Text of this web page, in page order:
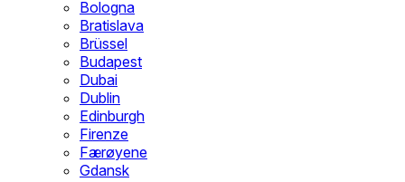
Bologna
Bratislava
Brüssel
Budapest
Dubai
Dublin
Edinburgh
Firenze
Færøyene
Gdansk